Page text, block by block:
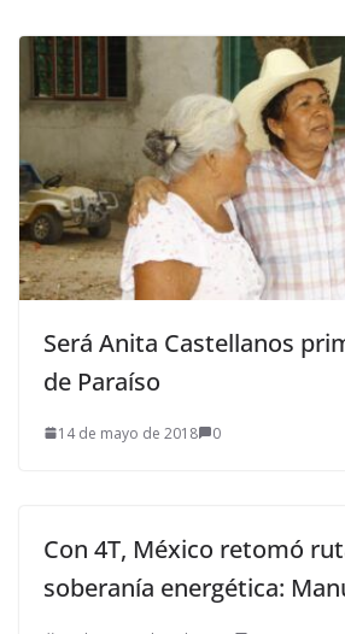
Será Anita Castellanos
de Paraíso
14 de mayo de 2018 0
Con 4T, México retomó
soberanía energética: